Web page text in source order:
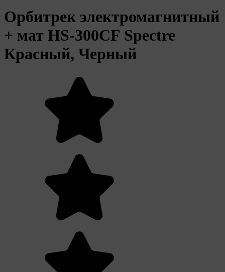
Орбитрек электромагнитный
+ мат HS-300CF Spectre
Красный, Черный